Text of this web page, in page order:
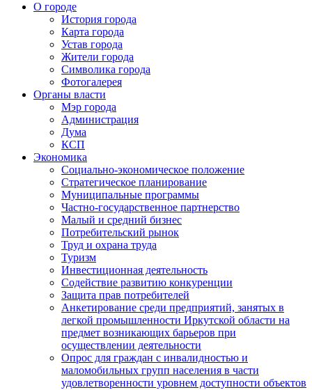
О городе
История города
Карта города
Устав города
Жители города
Символика города
Фотогалерея
Органы власти
Мэр города
Администрация
Дума
КСП
Экономика
Социально-экономическое положение
Стратегическое планирование
Муниципальные программы
Частно-государственное партнерство
Малый и средний бизнес
Потребительский рынок
Труд и охрана труда
Туризм
Инвестиционная деятельность
Содействие развитию конкуренции
Защита прав потребителей
Анкетирование среди предприятий, занятых в
легкой промышленности Иркутской области на
предмет возникающих барьеров при
осуществлении деятельности
Опрос для граждан с инвалидностью и
маломобильных групп населения в части
удовлетворенности уровнем доступности объектов